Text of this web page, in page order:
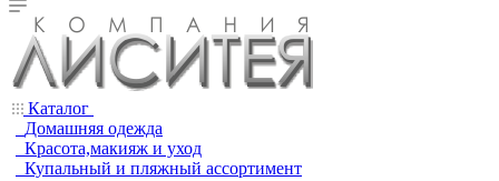
Каталог
Домашняя одежда
Красота,макияж и уход
Купальный и пляжный ассортимент